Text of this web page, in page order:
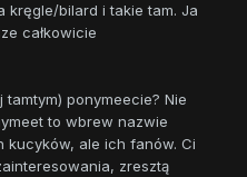
kręgle/bilard i takie tam. Ja
całkowicie
ponymeecie? Nie
to wbrew nazwie
kucyków, ale ich fanów. Ci
zresztą